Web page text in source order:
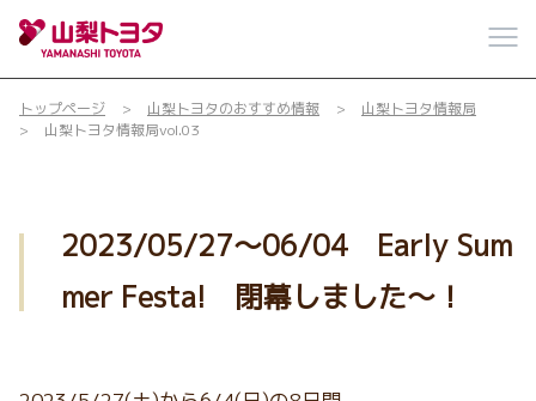
トップページ 山梨トヨタのおすすめ情報
山梨トヨタ情報局
山梨トヨタ情報局vol.03
2023/05/27～06/04 Early Sum
mer Festa! 閉幕しました～！